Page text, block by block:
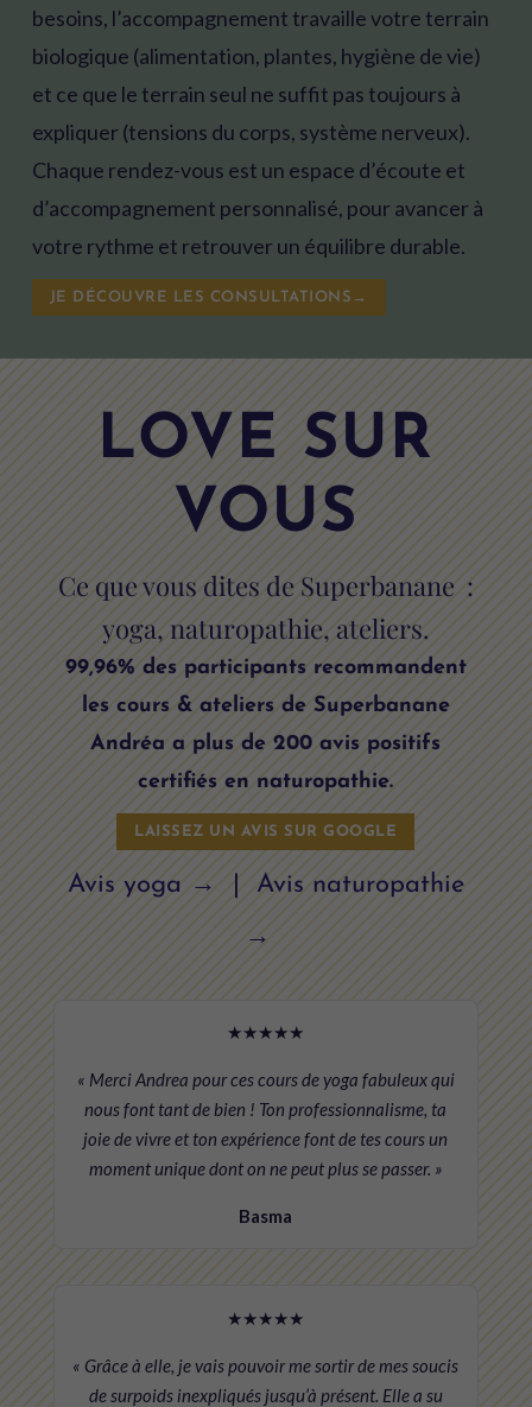
besoins, l’accompagnement travaille votre terrain
biologique (alimentation, plantes, hygiène de vie)
et ce que le terrain seul ne suffit pas toujours à
expliquer (tensions du corps, système nerveux).
Chaque rendez-vous est un espace d’écoute et
d’accompagnement personnalisé, pour avancer à
votre rythme et retrouver un équilibre durable.
JE DÉCOUVRE LES CONSULTATIONS→
LOVE SUR
VOUS
Ce que vous dites de Superbanane :
yoga, naturopathie, ateliers.
99,96% des participants recommandent
les cours & ateliers de Superbanane
Andréa a plus de 200 avis positifs
certifiés en naturopathie.
LAISSEZ UN AVIS SUR GOOGLE
Avis yoga →
Avis naturopathie
→
★★★★★
« Merci Andrea pour ces cours de yoga fabuleux qui
nous font tant de bien ! Ton professionnalisme, ta
joie de vivre et ton expérience font de tes cours un
moment unique dont on ne peut plus se passer. »
Basma
★★★★★
« Grâce à elle, je vais pouvoir me sortir de mes soucis
de surpoids inexpliqués jusqu’à présent. Elle a su